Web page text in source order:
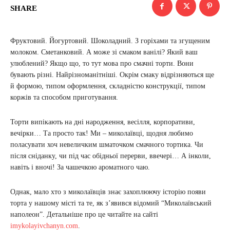
SHARE
Фруктовий. Йогуртовий. Шоколадний. З горіхами та згущеним
молоком. Сметанковий. А може зі смаком ванілі? Який ваш
улюблений? Якщо що, то тут мова про смачні торти. Вони
бувають різні. Найрізноманітніші. Окрім смаку відрізняються ще
й формою, типом оформлення, складністю конструкції, типом
коржів та способом приготування.
Торти випікають на дні народження, весілля, корпоративи,
вечірки… Та просто так! Ми – миколаївці, щодня любимо
поласувати хоч невеличким шматочком смачного тортика. Чи
після сніданку, чи під час обідньої перерви, ввечері… А інколи,
навіть і вночі! За чашечкою ароматного чаю.
Однак, мало хто з миколаївців знає захоплюючу історію появи
торта у нашому місті та те, як з’явився відомий “Миколаївський
наполеон”. Детальніше про це читайте на сайті
imykolayivchanyn.com.